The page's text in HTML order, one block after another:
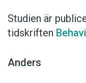
Studien är
tidskriften
Anders